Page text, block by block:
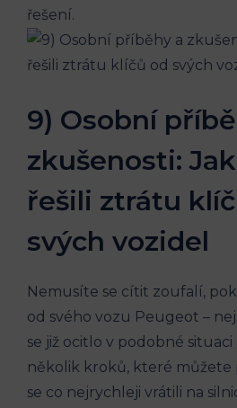
řešení.
9) Osobní
zkušenosti:
řešili ztrátu
svých vozidel
Nemusíte se cítit zoufalí,
od svého vozu Peugeot –
se již ocitlo v podobné
několik kroků, které můžete
se co nejrychleji vrátili na